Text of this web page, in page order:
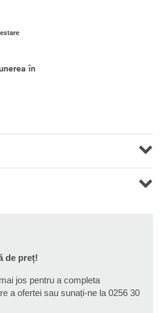
de preț!
jos pentru a completa
a ofertei sau sunați-ne la 0256 30